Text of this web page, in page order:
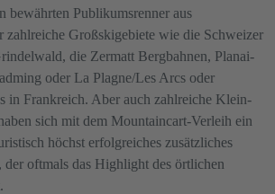
bewährten Publikumsrenner aus
zahlreiche Großskigebiete wie die Schweizer
die Zermatt Bergbahnen, Planai-
oder La Plagne/Les Arcs oder
in Frankreich. Aber auch zahlreiche Klein-
sich mit dem Mountaincart-Verleih ein
höchst erfolgreiches zusätzliches
der oftmals das Highlight des örtlichen